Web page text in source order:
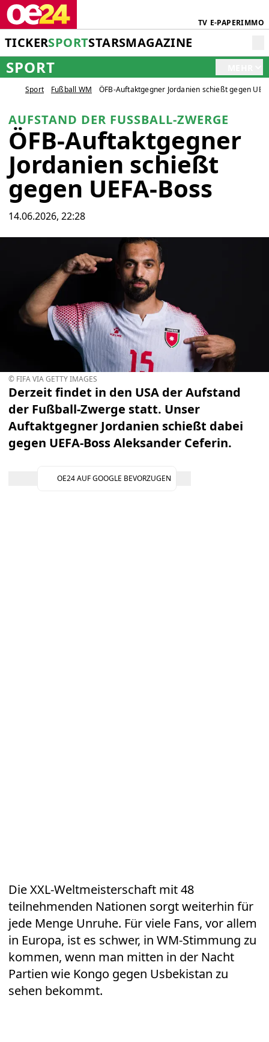
TV E-PAPERIMMO
TICKERSPORTSTARSMAGAZINE
SPORT
Sport Fußball WM ÖFB-Auftaktgegner Jordanien schießt gegen
AUFSTAND DER FUSSBALL-ZWERGE
ÖFB-Auftaktgegner
Jordanien schießt
gegen UEFA-Boss
14.06.2026, 22:28
© FIFA VIA GETTY IMAGES
Derzeit findet in den USA der Aufstand
der Fußball-Zwerge statt. Unser
Auftaktgegner Jordanien schießt dabei
gegen UEFA-Boss Aleksander Ceferin.
OE24 AUF GOOGLE BEVORZUGEN
Die XXL-Weltmeisterschaft mit 48
teilnehmenden Nationen sorgt weiterhin für
jede Menge Unruhe. Für viele Fans, vor allem
in Europa, ist es schwer, in WM-Stimmung zu
kommen, wenn man mitten in der Nacht
Partien wie Kongo gegen Usbekistan zu
sehen bekommt.